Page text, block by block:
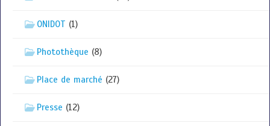
ONIDOT (1)
Photothèque (8)
Place de marché (27)
Presse (12)